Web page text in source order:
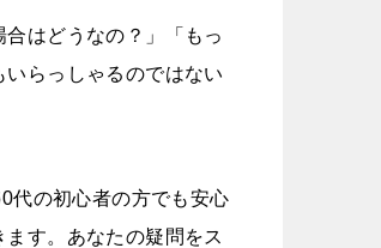
はどうなの？」「もっ
らっしゃるのではない
代の初心者の方でも安心
す。あなたの疑問をス